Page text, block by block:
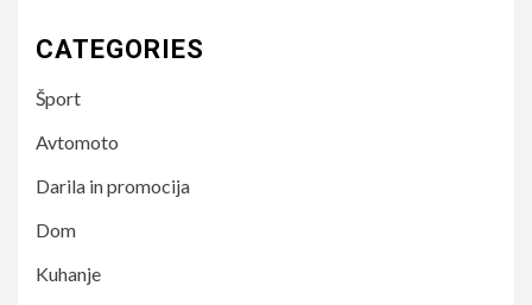
CATEGORIES
Šport
Avtomoto
Darila in promocija
Dom
Kuhanje